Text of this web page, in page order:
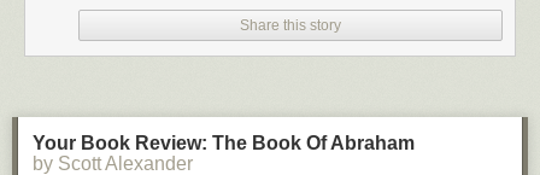
Share this story
Your Book Review: The Book Of Abraham
by Scott Alexander